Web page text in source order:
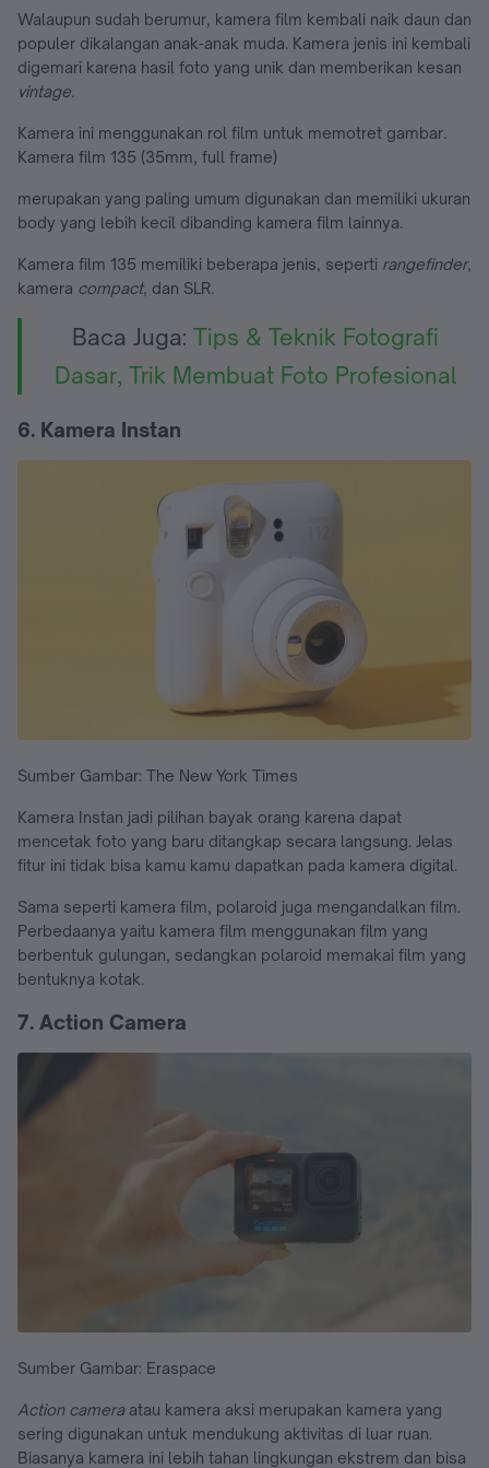
Walaupun sudah berumur, kamera film kembali naik daun dan
populer dikalangan anak-anak muda. Kamera jenis ini kembali
digemari karena hasil foto yang unik dan memberikan kesan
vintage.
Kamera ini menggunakan rol film untuk memotret gambar.
Kamera film 135 (35mm, full frame)
merupakan yang paling umum digunakan dan memiliki ukuran
body yang lebih kecil dibanding kamera film lainnya.
Kamera film 135 memiliki beberapa jenis, seperti rangefinder,
kamera compact, dan SLR.
Baca Juga: Tips & Teknik Fotografi
Dasar, Trik Membuat Foto Profesional
6. Kamera Instan
Sumber Gambar: The New York Times
Kamera Instan jadi pilihan bayak orang karena dapat
mencetak foto yang baru ditangkap secara langsung. Jelas
fitur ini tidak bisa kamu kamu dapatkan pada kamera digital.
Sama seperti kamera film, polaroid juga mengandalkan film.
Perbedaanya yaitu kamera film menggunakan film yang
berbentuk gulungan, sedangkan polaroid memakai film yang
bentuknya kotak.
7. Action Camera
Sumber Gambar: Eraspace
Action camera atau kamera aksi merupakan kamera yang
sering digunakan untuk mendukung aktivitas di luar ruan.
Biasanya kamera ini lebih tahan lingkungan ekstrem dan bisa